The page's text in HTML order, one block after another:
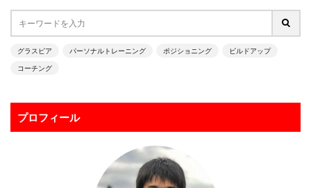
グラスピア パーソナルトレーニング ポジショニング ビルドアップ
コーチング
プロフィール
中学生
中学生GK 中山英樹
久保建英
京都サンガ
人 人の心も掴む
人工芝
人選
休む 休息 会津サントス
低弾道
体幹
個別トレーニング
前園真聖 前期
勉強 動体視力 北九州